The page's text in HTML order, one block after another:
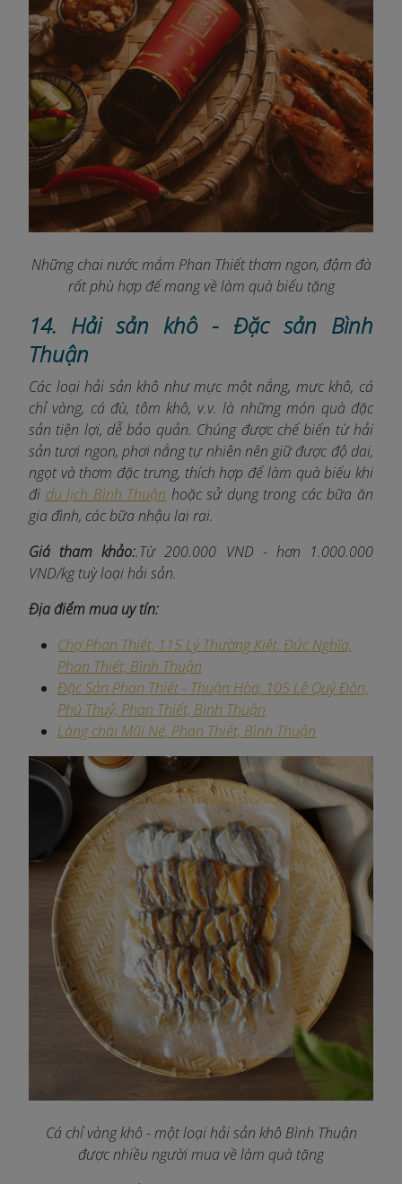
Những chai nước mắm Phan Thiết thơm ngon, đậm đà
rất phù hợp để mang về làm quà biếu tặng
14. Hải sản khô - Đặc sản Bình
Thuận
Các loại hải sản khô như mực một nắng, mực khô, cá
chỉ vàng, cá đù, tôm khô, v.v. là những món quà đặc
sản tiện lợi, dễ bảo quản. Chúng được chế biến từ hải
sản tươi ngon, phơi nắng tự nhiên nên giữ được độ dai,
ngọt và thơm đặc trưng, thích hợp để làm quà biếu khi
đi du lịch Bình Thuận hoặc sử dụng trong các bữa ăn
gia đình, các bữa nhậu lai rai.
Giá tham khảo:.Từ 200.000 VND - hơn 1.000.000
VND/kg tuỳ loại hải sản.
Địa điểm mua uy tín:
Chợ Phan Thiết, 115 Lý Thường Kiệt, Đức Nghĩa,
Phan Thiết, Bình Thuận
Đặc Sản Phan Thiết - Thuận Hòa, 105 Lê Quý Đôn,
Phú Thuỷ, Phan Thiết, Bình Thuận
Làng chài Mũi Né, Phan Thiết, Bình Thuận
Cá chỉ vàng khô - một loại hải sản khô Bình Thuận
được nhiều người mua về làm quà tặng